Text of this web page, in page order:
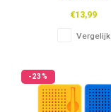
€13,99
Vergelijk
-23%